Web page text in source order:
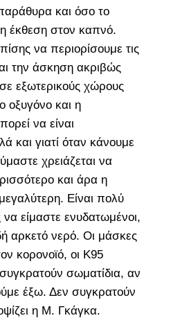
και όσο το
έκθεση στον καπνό.
να περιορίσουμε τις
την άσκηση ακριβώς
εξωτερικούς χώρους
οξυγόνο και η
να είναι
και γιατί όταν κάνουμε
χρειάζεται να
και άρα η
Είναι πολύ
είμαστε ενυδατωμένοι,
αρκετό νερό. Οι μάσκες
κορονοϊό, οι Κ95
σωματίδια, αν
έξω. Δεν συγκρατούν
η Μ. Γκάγκα.